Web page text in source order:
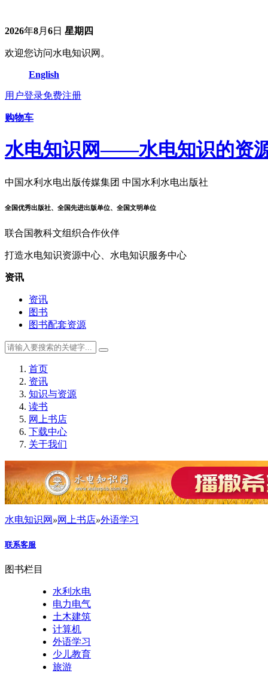
2026年8月 6日 星期四
欢迎您访问水电知识网。
English
用户登录免费注册
购物车
水电知识网——水电知识的资
中国水利水电出版传媒集团 中国水利水电出版社
全国优秀出版社、全国先进出版单位、全国文明单位
联合国教科文组织合作伙伴
打造水电知识资源中心、水电知识服务中心
资讯
资讯
图书
图书配套资源
首页
资讯
知识与资源
读书
网上书店
下载中心
关于我们
水电知识网 »网上书店»外语学习
联系客服
图书栏目
水利水电
电力电气
土木建筑
计算机
外语学习
少儿教育
旅游